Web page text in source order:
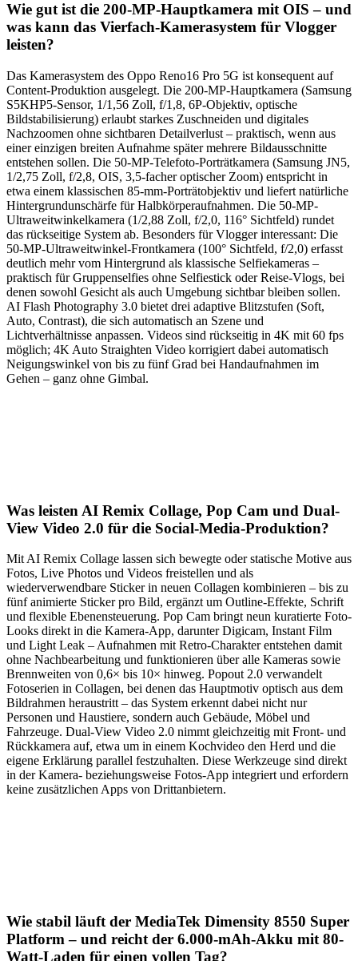
Wie gut ist die 200-MP-Hauptkamera mit OIS – und
was kann das Vierfach-Kamerasystem für Vlogger
leisten?
Das Kamerasystem des Oppo Reno16 Pro 5G ist konsequent auf
Content-Produktion ausgelegt. Die 200-MP-Hauptkamera (Samsung
S5KHP5-Sensor, 1/1,56 Zoll, f/1,8, 6P-Objektiv, optische
Bildstabilisierung) erlaubt starkes Zuschneiden und digitales
Nachzoomen ohne sichtbaren Detailverlust – praktisch, wenn aus
einer einzigen breiten Aufnahme später mehrere Bildausschnitte
entstehen sollen. Die 50-MP-Telefoto-Porträtkamera (Samsung JN5,
1/2,75 Zoll, f/2,8, OIS, 3,5-facher optischer Zoom) entspricht in
etwa einem klassischen 85-mm-Porträtobjektiv und liefert natürliche
Hintergrundunschärfe für Halbkörperaufnahmen. Die 50-MP-
Ultraweitwinkelkamera (1/2,88 Zoll, f/2,0, 116° Sichtfeld) rundet
das rückseitige System ab. Besonders für Vlogger interessant: Die
50-MP-Ultraweitwinkel-Frontkamera (100° Sichtfeld, f/2,0) erfasst
deutlich mehr vom Hintergrund als klassische Selfiekameras –
praktisch für Gruppenselfies ohne Selfiestick oder Reise-Vlogs, bei
denen sowohl Gesicht als auch Umgebung sichtbar bleiben sollen.
AI Flash Photography 3.0 bietet drei adaptive Blitzstufen (Soft,
Auto, Contrast), die sich automatisch an Szene und
Lichtverhältnisse anpassen. Videos sind rückseitig in 4K mit 60 fps
möglich; 4K Auto Straighten Video korrigiert dabei automatisch
Neigungswinkel von bis zu fünf Grad bei Handaufnahmen im
Gehen – ganz ohne Gimbal.
Was leisten AI Remix Collage, Pop Cam und Dual-
View Video 2.0 für die Social-Media-Produktion?
Mit AI Remix Collage lassen sich bewegte oder statische Motive aus
Fotos, Live Photos und Videos freistellen und als
wiederverwendbare Sticker in neuen Collagen kombinieren – bis zu
fünf animierte Sticker pro Bild, ergänzt um Outline-Effekte, Schrift
und flexible Ebenensteuerung. Pop Cam bringt neun kuratierte Foto-
Looks direkt in die Kamera-App, darunter Digicam, Instant Film
und Light Leak – Aufnahmen mit Retro-Charakter entstehen damit
ohne Nachbearbeitung und funktionieren über alle Kameras sowie
Brennweiten von 0,6× bis 10× hinweg. Popout 2.0 verwandelt
Fotoserien in Collagen, bei denen das Hauptmotiv optisch aus dem
Bildrahmen heraustritt – das System erkennt dabei nicht nur
Personen und Haustiere, sondern auch Gebäude, Möbel und
Fahrzeuge. Dual-View Video 2.0 nimmt gleichzeitig mit Front- und
Rückkamera auf, etwa um in einem Kochvideo den Herd und die
eigene Erklärung parallel festzuhalten. Diese Werkzeuge sind direkt
in der Kamera- beziehungsweise Fotos-App integriert und erfordern
keine zusätzlichen Apps von Drittanbietern.
Wie stabil läuft der MediaTek Dimensity 8550 Super
Platform – und reicht der 6.000-mAh-Akku mit 80-
Watt-Laden für einen vollen Tag?